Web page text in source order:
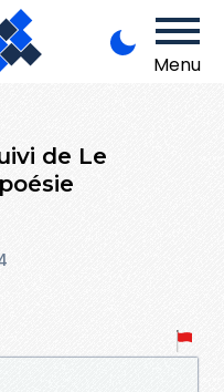
Menu
de Le